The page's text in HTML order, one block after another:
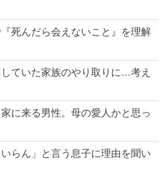
死んだら会えないこと』を理解
ていた家族のやり取りに…考え
に来る男性。母の愛人かと思っ
らん」と言う息子に理由を聞い